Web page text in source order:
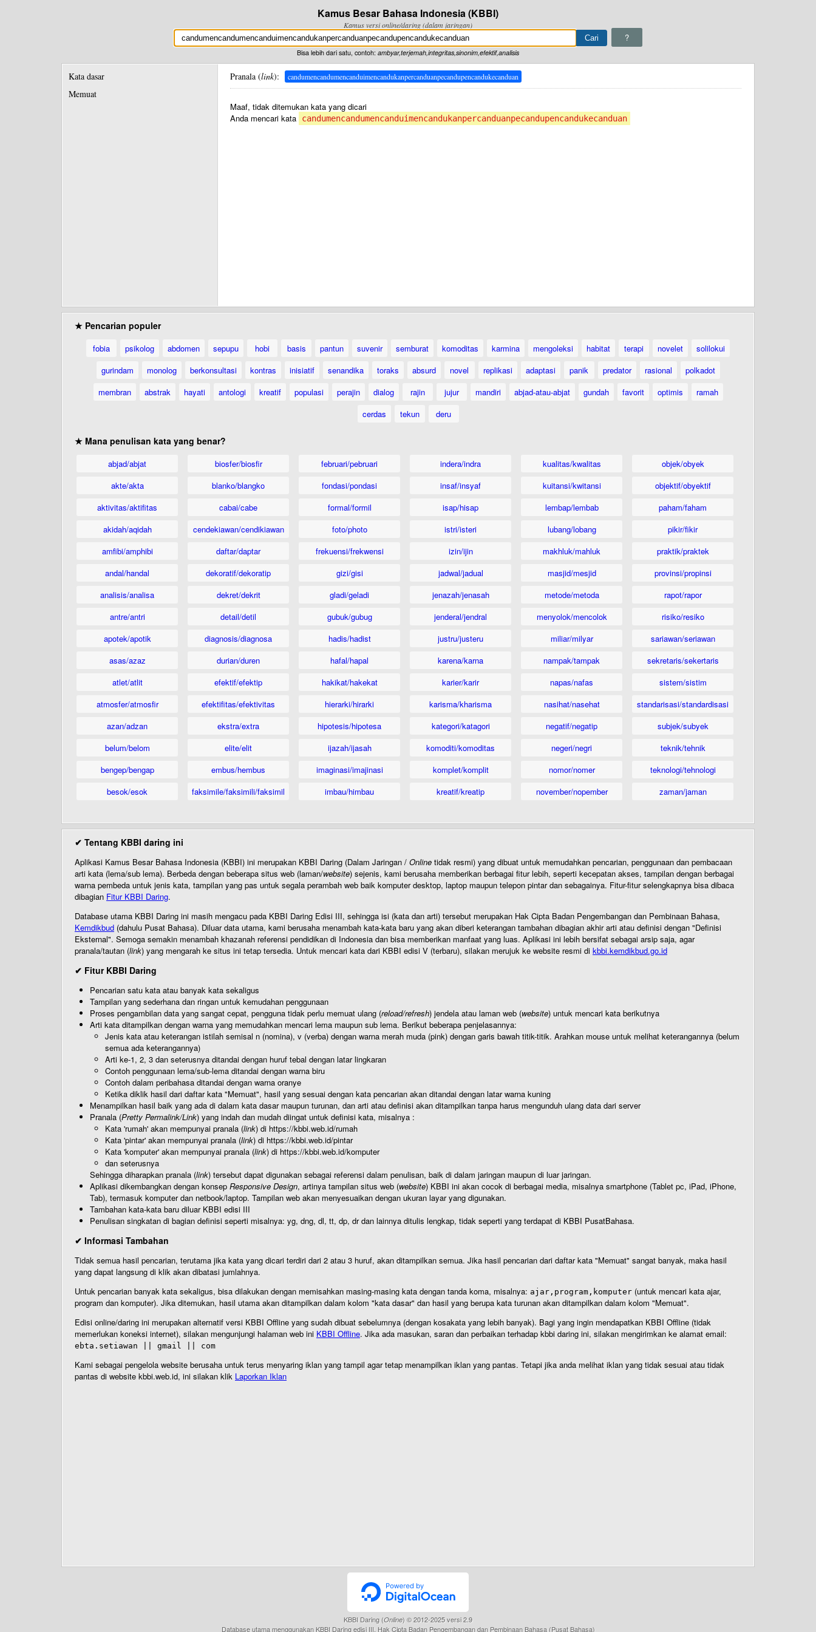
Kamus Besar Bahasa Indonesia (KBBI)
Kamus versi online/daring (dalam jaringan)
?
Bisa lebih dari satu, contoh: ambyar,terjemah,integritas,sinonim,efektif,analisis
Kata dasar
Memuat
Pranala (link): candumencandumencanduimencandukanpercanduanpecandupencandukecanduan
Maaf, tidak ditemukan kata yang dicari
Anda mencari kata
candumencandumencanduimencandukanpercanduanpecandupencandukecanduan
★ Pencarian populer
fobia psikolog abdomen sepupu hobi basis pantun suvenir semburat komoditas karmina mengoleksi habitat terapi novelet
solilokui
gurindam
monolog berkonsultasi kontras inisiatif senandika toraks absurd novel replikasi adaptasi panik predator rasional
polkadot
membran
abstrak hayati antologi kreatif populasi perajin dialog rajin jujur mandiri abjad-atau-abjat gundah favorit optimis
ramah
cerdas
tekun deru
★ Mana penulisan kata yang benar?
abjad/abjat
akte/akta
aktivitas/aktifitas
akidah/aqidah
amfibi/amphibi
andal/handal
analisis/analisa
antre/antri
apotek/apotik
asas/azaz
atlet/atlit
atmosfer/atmosfir
azan/adzan
belum/belom
bengep/bengap
besok/esok
biosfer/biosfir
blanko/blangko
cabai/cabe
cendekiawan/cendikiawan
daftar/daptar
dekoratif/dekoratip
dekret/dekrit
detail/detil
diagnosis/diagnosa
durian/duren
efektif/efektip
efektifitas/efektivitas
ekstra/extra
elite/elit
embus/hembus
faksimile/faksimili/faksimil
februari/pebruari
fondasi/pondasi
formal/formil
foto/photo
frekuensi/frekwensi
gizi/gisi
gladi/geladi
gubuk/gubug
hadis/hadist
hafal/hapal
hakikat/hakekat
hierarki/hirarki
hipotesis/hipotesa
ijazah/ijasah
imaginasi/imajinasi
imbau/himbau
indera/indra
insaf/insyaf
isap/hisap
istri/isteri
izin/ijin
jadwal/jadual
jenazah/jenasah
jenderal/jendral
justru/justeru
karena/karna
karier/karir
karisma/kharisma
kategori/katagori
komoditi/komoditas
komplet/komplit
kreatif/kreatip
kualitas/kwalitas
kuitansi/kwitansi
lembap/lembab
lubang/lobang
makhluk/mahluk
masjid/mesjid
metode/metoda
menyolok/mencolok
miliar/milyar
nampak/tampak
napas/nafas
nasihat/nasehat
negatif/negatip
negeri/negri
nomor/nomer
november/nopember
objek/obyek
objektif/obyektif
paham/faham
pikir/fikir
praktik/praktek
provinsi/propinsi
rapot/rapor
risiko/resiko
sariawan/seriawan
sekretaris/sekertaris
sistem/sistim
standarisasi/standardisasi
subjek/subyek
teknik/tehnik
teknologi/tehnologi
zaman/jaman
✔ Tentang KBBI daring ini
Aplikasi Kamus Besar Bahasa Indonesia (KBBI) ini merupakan KBBI Daring (Dalam Jaringan / Online tidak resmi) yang dibuat untuk memudahkan pencarian, penggunaan dan pembacaan
arti kata (lema/sub lema). Berbeda dengan beberapa situs web (laman/website) sejenis, kami berusaha memberikan berbagai fitur lebih, seperti kecepatan akses, tampilan dengan berbagai
warna pembeda untuk jenis kata, tampilan yang pas untuk segala perambah web baik komputer desktop, laptop maupun telepon pintar dan sebagainya. Fitur-fitur selengkapnya bisa dibaca
dibagian Fitur KBBI Daring.
Database utama KBBI Daring ini masih mengacu pada KBBI Daring Edisi III, sehingga isi (kata dan arti) tersebut merupakan Hak Cipta Badan Pengembangan dan Pembinaan Bahasa,
Kemdikbud (dahulu Pusat Bahasa). Diluar data utama, kami berusaha menambah kata-kata baru yang akan diberi keterangan tambahan dibagian akhir arti atau definisi dengan "Definisi
Eksternal". Semoga semakin menambah khazanah referensi pendidikan di Indonesia dan bisa memberikan manfaat yang luas. Aplikasi ini lebih bersifat sebagai arsip saja, agar
pranala/tautan (link) yang mengarah ke situs ini tetap tersedia. Untuk mencari kata dari KBBI edisi V (terbaru), silakan merujuk ke website resmi di kbbi.kemdikbud.go.id
✔ Fitur KBBI Daring
Pencarian satu kata atau banyak kata sekaligus
Tampilan yang sederhana dan ringan untuk kemudahan penggunaan
Proses pengambilan data yang sangat cepat, pengguna tidak perlu memuat ulang (reload/refresh) jendela atau laman web (website) untuk mencari kata berikutnya
Arti kata ditampilkan dengan warna yang memudahkan mencari lema maupun sub lema. Berikut beberapa penjelasannya:
Jenis kata atau keterangan istilah semisal n (nomina), v (verba) dengan warna merah muda (pink) dengan garis bawah titik-titik. Arahkan mouse untuk melihat keterangannya (belum
semua ada keterangannya)
Arti ke-1, 2, 3 dan seterusnya ditandai dengan huruf tebal dengan latar lingkaran
Contoh penggunaan lema/sub-lema ditandai dengan warna biru
Contoh dalam peribahasa ditandai dengan warna oranye
Ketika diklik hasil dari daftar kata "Memuat", hasil yang sesuai dengan kata pencarian akan ditandai dengan latar warna kuning
Menampilkan hasil baik yang ada di dalam kata dasar maupun turunan, dan arti atau definisi akan ditampilkan tanpa harus mengunduh ulang data dari server
Pranala (Pretty Permalink/Link) yang indah dan mudah diingat untuk definisi kata, misalnya :
Kata 'rumah' akan mempunyai pranala (link) di https://kbbi.web.id/rumah
Kata 'pintar' akan mempunyai pranala (link) di https://kbbi.web.id/pintar
Kata 'komputer' akan mempunyai pranala (link) di https://kbbi.web.id/komputer
dan seterusnya
Sehingga diharapkan pranala (link) tersebut dapat digunakan sebagai referensi dalam penulisan, baik di dalam jaringan maupun di luar jaringan.
Aplikasi dikembangkan dengan konsep Responsive Design, artinya tampilan situs web (website) KBBI ini akan cocok di berbagai media, misalnya smartphone (Tablet pc, iPad, iPhone,
Tab), termasuk komputer dan netbook/laptop. Tampilan web akan menyesuaikan dengan ukuran layar yang digunakan.
Tambahan kata-kata baru diluar KBBI edisi III
Penulisan singkatan di bagian definisi seperti misalnya: yg, dng, dl, tt, dp, dr dan lainnya ditulis lengkap, tidak seperti yang terdapat di KBBI PusatBahasa.
✔ Informasi Tambahan
Tidak semua hasil pencarian, terutama jika kata yang dicari terdiri dari 2 atau 3 huruf, akan ditampilkan semua. Jika hasil pencarian dari daftar kata "Memuat" sangat banyak, maka hasil
yang dapat langsung di klik akan dibatasi jumlahnya.
Untuk pencarian banyak kata sekaligus, bisa dilakukan dengan memisahkan masing-masing kata dengan tanda koma, misalnya: ajar,program,komputer (untuk mencari kata ajar,
program dan komputer). Jika ditemukan, hasil utama akan ditampilkan dalam kolom "kata dasar" dan hasil yang berupa kata turunan akan ditampilkan dalam kolom "Memuat".
Edisi online/daring ini merupakan alternatif versi KBBI Offline yang sudah dibuat sebelumnya (dengan kosakata yang lebih banyak). Bagi yang ingin mendapatkan KBBI Offline (tidak
memerlukan koneksi internet), silakan mengunjungi halaman web ini KBBI Offline. Jika ada masukan, saran dan perbaikan terhadap kbbi daring ini, silakan mengirimkan ke alamat email:
ebta.setiawan || gmail || com
Kami sebagai pengelola website berusaha untuk terus menyaring iklan yang tampil agar tetap menampilkan iklan yang pantas. Tetapi jika anda melihat iklan yang tidak sesuai atau tidak
pantas di website kbbi.web.id, ini silakan klik Laporkan Iklan
KBBI Daring (Online) © 2012-2025 versi 2.9
Database utama menggunakan KBBI Daring edisi III, Hak Cipta Badan Pengembangan dan Pembinaan Bahasa (Pusat Bahasa)